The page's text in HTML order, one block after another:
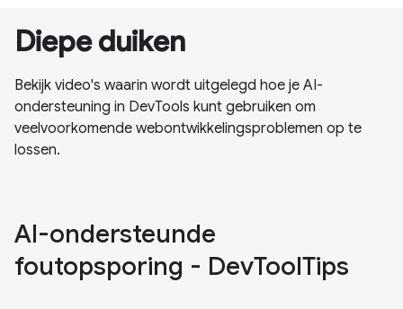
Diepe duiken
Bekijk video's waarin wordt uitgelegd hoe je AI-
ondersteuning in DevTools kunt gebruiken om
veelvoorkomende webontwikkelingsproblemen op te
lossen.
Al-ondersteunde
foutopsporing - DevToolTips